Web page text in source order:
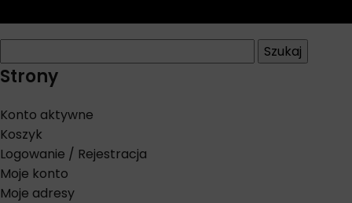
Strony
Konto aktywne
Koszyk
Logowanie / Rejestracja
Moje konto
Moje adresy